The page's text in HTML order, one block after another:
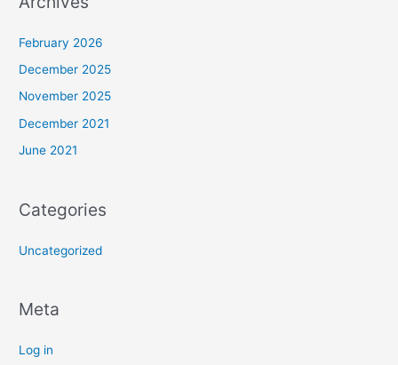
February 2026
December 2025
November 2025
December 2021
June 2021
Categories
Uncategorized
Meta
Log in